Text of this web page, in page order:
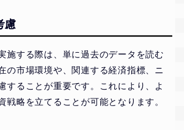
慮
施する際は、単に過去のデータを読む
の市場環境や、関連する経済指標、ニ
することが重要です。これにより、よ
戦略を立てることが可能となります。